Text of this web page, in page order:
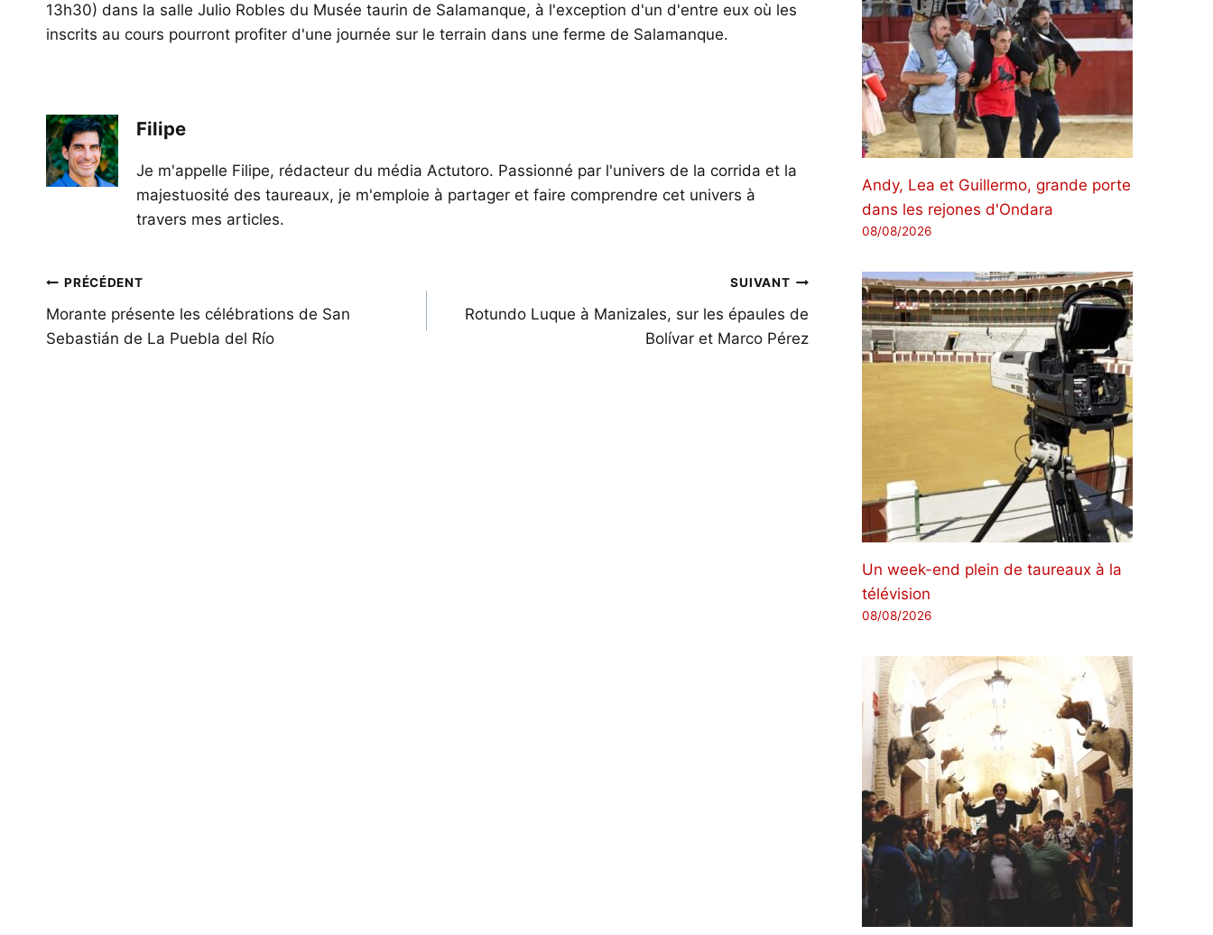
13h30) dans la salle Julio Robles du Musée taurin de Salamanque, à l'exception d'un d'entre eux où les
inscrits au cours pourront profiter d'une journée sur le terrain dans une ferme de Salamanque.
Filipe
Je m'appelle Filipe, rédacteur du média Actutoro. Passionné par l'univers de la corrida et la
majestuosité des taureaux, je m'emploie à partager et faire comprendre cet univers à
travers mes articles.
Navigation
de
l’article
PRÉCÉDENT
Morante présente les célébrations de San
Sebastián de La Puebla del Río
SUIVANT
Rotundo Luque à Manizales, sur les épaules de
Bolívar et Marco Pérez
Andy, Lea et Guillermo, grande porte
dans les rejones d'Ondara
08/08/2026
Un week-end plein de taureaux à la
télévision
08/08/2026